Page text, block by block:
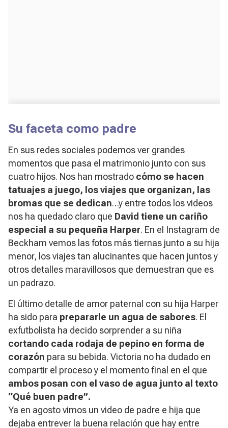
Su faceta como padre
En sus redes sociales podemos ver grandes
momentos que pasa el matrimonio junto con sus
cuatro hijos. Nos han mostrado cómo se hacen
tatuajes a juego, los viajes que organizan, las
bromas que se dedican…y entre todos los videos
nos ha quedado claro que David tiene un cariño
especial a su pequeña Harper. En el Instagram de
Beckham vemos las fotos más tiernas junto a su hija
menor, los viajes tan alucinantes que hacen juntos y
otros detalles maravillosos que demuestran que es
un padrazo.
El último detalle de amor paternal con su hija Harper
ha sido para prepararle un agua de sabores. El
exfutbolista ha decido sorprender a su niña
cortando cada rodaja de pepino en forma de
corazón para su bebida. Victoria no ha dudado en
compartir el proceso y el momento final en el que
ambos posan con el vaso de agua junto al texto
“Qué buen padre”.
Ya en agosto vimos un video de padre e hija que
dejaba entrever la buena relación que hay entre